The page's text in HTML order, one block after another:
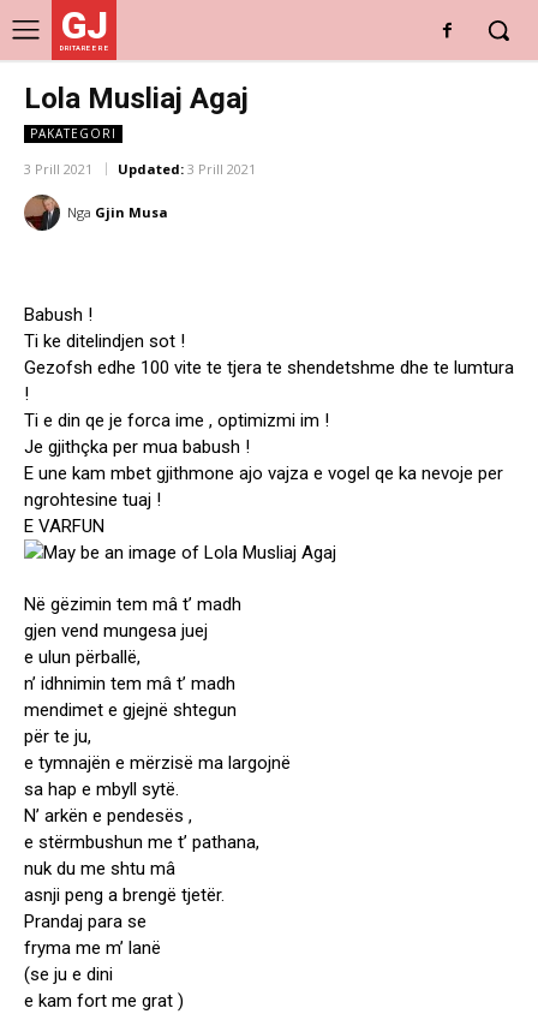
GJ
DRITARE E RE
Lola Musliaj Agaj
PAKATEGORI
3 Prill 2021 Updated: 3 Prill 2021
Nga Gjin Musa
Babush !
Ti ke ditelindjen sot !
Gezofsh edhe 100 vite te tjera te shendetshme dhe te lumtura
!
Ti e din qe je forca ime , optimizmi im !
Je gjithçka per mua babush !
E une kam mbet gjithmone ajo vajza e vogel qe ka nevoje per
ngrohtesine tuaj !
E VARFUN
Në gëzimin tem mâ t’ madh
gjen vend mungesa juej
e ulun përballë,
n’ idhnimin tem mâ t’ madh
mendimet e gjejnë shtegun
për te ju,
e tymnajën e mërzisë ma largojnë
sa hap e mbyll sytë.
N’ arkën e pendesës ,
e stërmbushun me t’ pathana,
nuk du me shtu mâ
asnji peng a brengë tjetër.
Prandaj para se
fryma me m’ lanë
(se ju e dini
e kam fort me grat )